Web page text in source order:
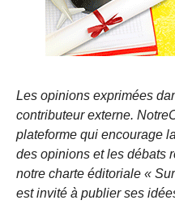
Les opinions exprimées
contributeur externe.
plateforme qui encourage
des opinions et les débats
notre charte éditoriale «
est invité à publier ses